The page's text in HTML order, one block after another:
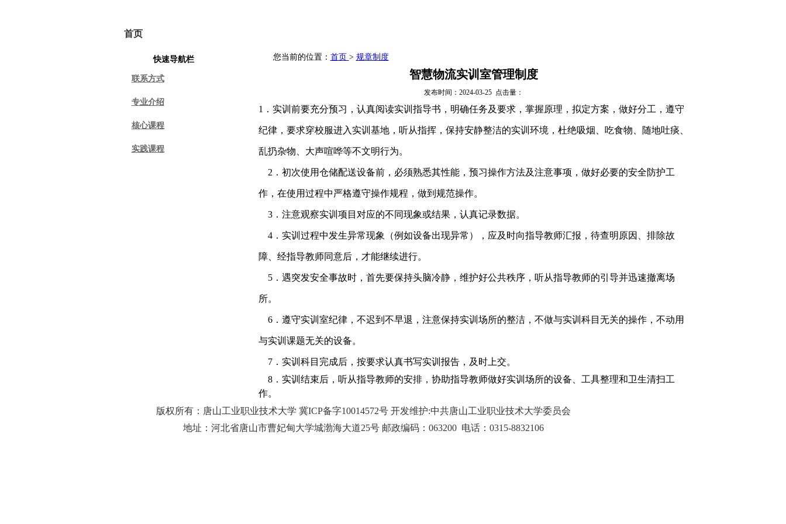
首页
快速导航栏
联系方式
专业介绍
核心课程
实践课程
您当前的位置： 首页 > 规章制度
智慧物流实训室管理制度
发布时间：2024-03-25 点击量：
1 ．实训前要充分预习，认真阅读实训指导书，明确任务及要求，掌握原理，拟定方案，做好分工，遵守
纪律，要求穿校服进入实训基地，听从指挥，保持安静整洁的实训环境，杜绝吸烟、吃食物、随地吐痰、
乱扔杂物、大声喧哗等不文明行为。
2 ．初次使用仓储配送设备前，必须熟悉其性能，预习操作方法及注意事项，做好必要的安全防护工
作，在使用过程中严格遵守操作规程，做到规范操作。
3．注意观察实训项目对应的不同现象或结果，认真记录数据。
4．实训过程中发生异常现象（例如设备出现异常），应及时向指导教师汇报，待查明原因、排除故
障、经指导教师同意后，才能继续进行。
5．遇突发安全事故时，首先要保持头脑冷静，维护好公共秩序，听从指导教师的引导并迅速撤离场
所。
6．遵守实训室纪律，不迟到不早退，注意保持实训场所的整洁，不做与实训科目无关的操作，不动用
与实训课题无关的设备。
7．实训科目完成后，按要求认真书写实训报告，及时上交。
8．实训结束后，听从指导教师的安排，协助指导教师做好实训场所的设备、工具整理和卫生清扫工
作。
版权所有：唐山工业职业技术大学 冀ICP备字10014572号 开发维护:中共唐山工业职业技术大学委员会
地址：河北省唐山市曹妃甸大学城渤海大道25号 邮政编码：063200 电话：0315-8832106